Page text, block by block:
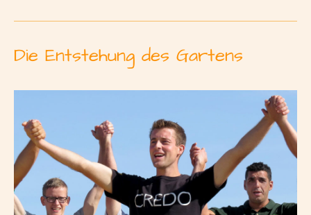
Die Entstehung des Gartens